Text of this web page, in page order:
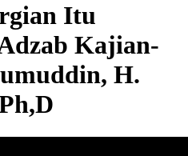
Itu
Kajian-
H.